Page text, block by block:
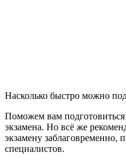
Насколько быстро можно
Поможем вам
экзамена. Но всё же
экзамену
специалистов.